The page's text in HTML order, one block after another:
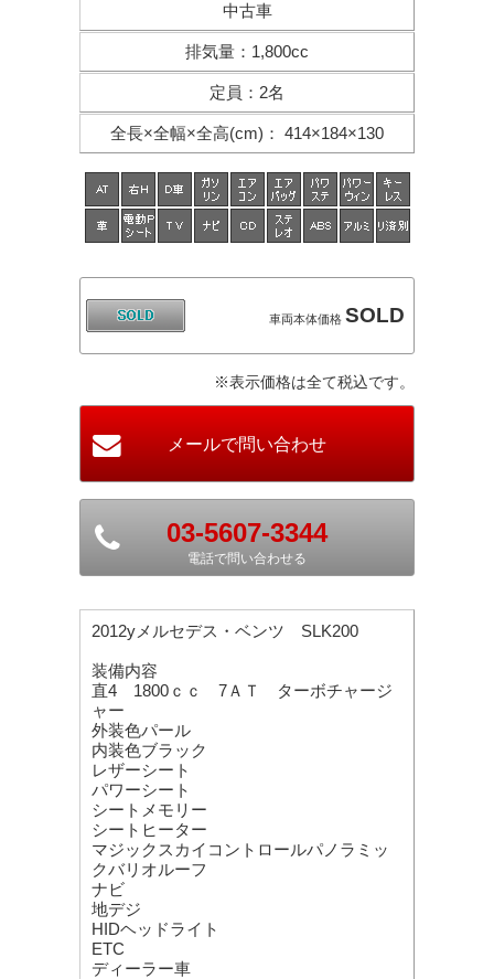
中古車
排気量 ： 1,800cc
定員 ： 2名
全長×全幅×全高(cm) ： 414×184×130
車両本体価格 SOLD
※表示価格は全て税込です。
03-5607-3344
電話で問い合わせる
2012yメルセデス・ベンツ SLK200
装備内容
直4 1800ｃｃ 7ＡＴ ターボチャージ
ャー
外装色パール
内装色ブラック
レザーシート
パワーシート
シートメモリー
シートヒーター
マジックスカイコントロールパノラミッ
クバリオルーフ
ナビ
地デジ
HIDヘッドライト
ETC
ディーラー車